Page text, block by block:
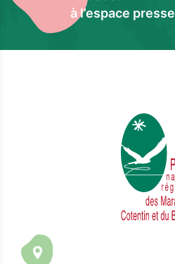
à l’espace presse